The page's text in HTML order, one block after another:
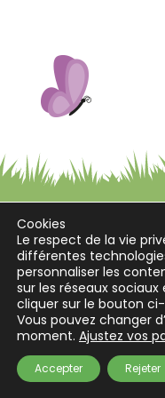
Nous Contacter
Devenir Bénévole
Faire Un Don
Connexion-membre
légales
Cookies
Le respect de la vie
différentes
personnaliser les
sur les réseaux
cliquer sur le bouton
Vous pouvez changer
moment. Ajustez vos
Accepter Rejeter